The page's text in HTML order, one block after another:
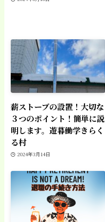
薪ストーブの設置！大切な
３つのポイント！簡単に説
明します。遊暮働学きらく
る村
2024年3月14日